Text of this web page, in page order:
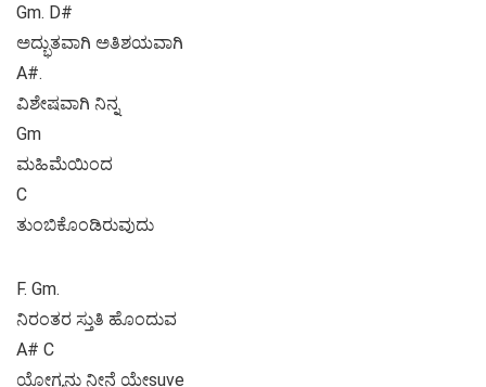
Gm. D#
ಅದ್ಭುತವಾಗಿ ಅತಿಶಯವಾಗಿ
A#.
ವಿಶೇಷವಾಗಿ ನಿನ್ನ
Gm
ಮಹಿಮೆಯಿಂದ
C
ತುಂಬಿಕೊಂಡಿರುವುದು
F. Gm.
ನಿರಂತರ ಸ್ತುತಿ ಹೊಂದುವ
A# C
ಯೋಗ್ಯನು ನೀನೆ ಯೇsuve